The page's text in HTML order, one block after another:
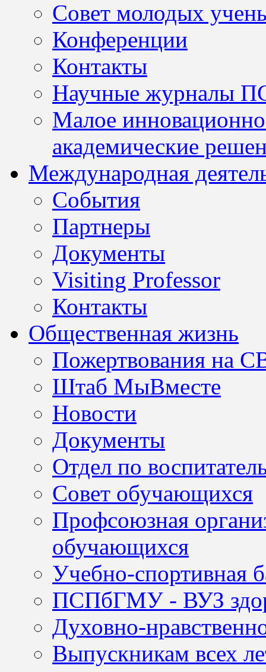
Совет молодых
Конференции
Контакты
Научные журналы
Малое
академические
Международная
События
Партнеры
Документы
Visiting Professor
Контакты
Общественная жизнь
Пожертвования на
Штаб МыВместе
Новости
Документы
Отдел по
Совет обучающихся
Профсоюзная
обучающихся
Учебно-спортивная
ПСПбГМУ - ВУЗ
Духовно-
Выпускникам всех